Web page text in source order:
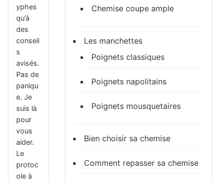
yphes
qu’à
des
conseil
s
avisés.
Pas de
paniqu
e. Je
suis là
pour
vous
aider.
Le
protoc
ole à
Chemise coupe ample
Les manchettes
Poignets classiques
Poignets napolitains
Poignets mousquetaires
Bien choisir sa chemise
Comment repasser sa chemise